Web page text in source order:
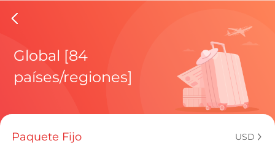
eSIMs
Planes
Global [84
países/regiones]
Paquete Fijo USD